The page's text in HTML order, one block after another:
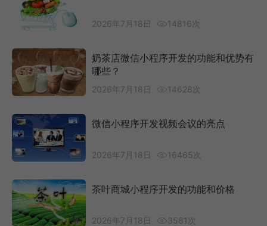
2026年7月18日 14816次
奶茶店微信小程序开发的功能和优势有
哪些？
2026年7月18日 14628次
微信小程序开发视频会议的亮点
2026年7月18日 16465次
茶叶商城小程序开发的功能和价格
2026年7月18日 3581次